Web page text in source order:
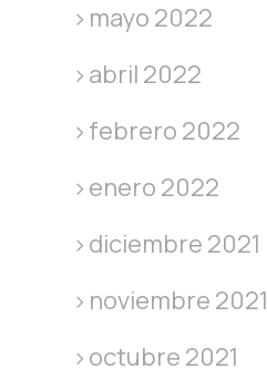
mayo 2022
abril 2022
febrero 2022
enero 2022
diciembre 2021
noviembre 2021
octubre 2021